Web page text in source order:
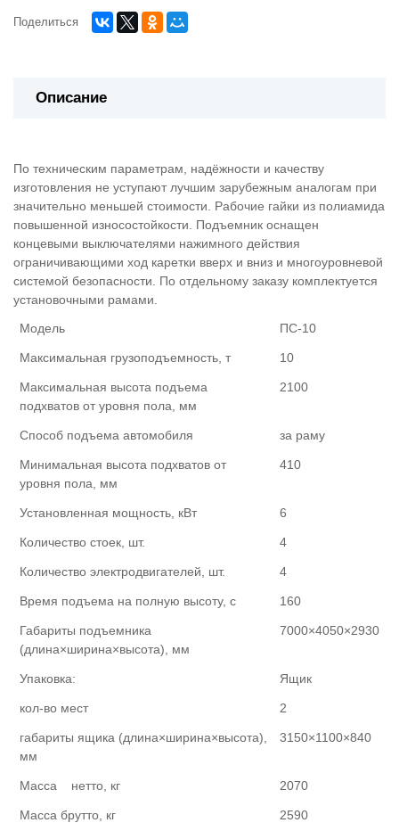
Поделиться
Описание
По техническим параметрам, надёжности и качеству
изготовления не уступают лучшим зарубежным аналогам при
значительно меньшей стоимости. Рабочие гайки из полиамида
повышенной износостойкости. Подъемник оснащен
концевыми выключателями нажимного действия
ограничивающими ход каретки вверх и вниз и многоуровневой
системой безопасности. По отдельному заказу комплектуется
установочными рамами.
Модель
ПС-10
Максимальная грузоподъемность, т 10
Максимальная высота подъема
подхватов от уровня пола, мм
2100
Способ подъема автомобиля за раму
Минимальная высота подхватов от
уровня пола, мм
410
Установленная мощность, кВт 6
Количество стоек, шт. 4
Количество электродвигателей, шт. 4
Время подъема на полную высоту, с 160
Габариты подъемника
(длина×ширина×высота), мм
7000×4050×2930
Упаковка: Ящик
кол-во мест 2
габариты ящика (длина×ширина×высота),
мм
3150×1100×840
Масса нетто, кг 2070
Масса брутто, кг 2590